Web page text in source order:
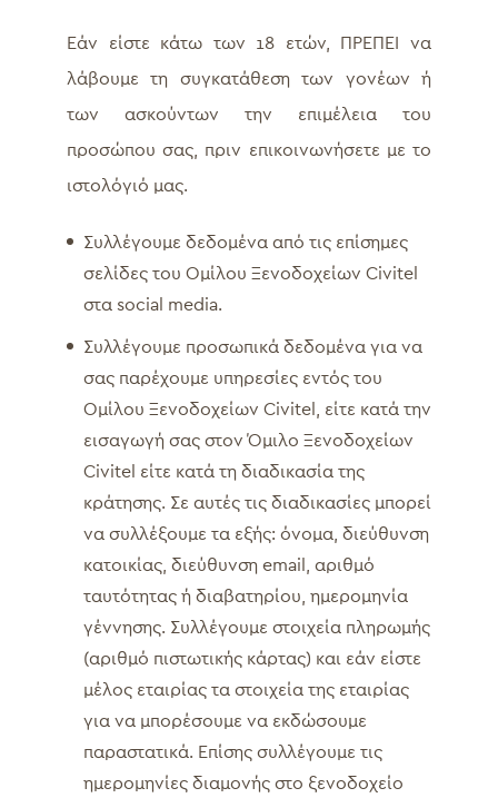
Εάν είστε κάτω των 18 ετών, ΠΡΕΠΕΙ να
λάβουμε τη συγκατάθεση των γονέων ή
των ασκούντων την επιμέλεια του
προσώπου σας, πριν επικοινωνήσετε με το
ιστολόγιό μας.
Συλλέγουμε δεδομένα από τις επίσημες
σελίδες του Ομίλου Ξενοδοχείων Civitel
στα social media.
Συλλέγουμε προσωπικά δεδομένα για να
σας παρέχουμε υπηρεσίες εντός του
Ομίλου Ξενοδοχείων Civitel, είτε κατά την
εισαγωγή σας στον Όμιλο Ξενοδοχείων
Civitel είτε κατά τη διαδικασία της
κράτησης. Σε αυτές τις διαδικασίες μπορεί
να συλλέξουμε τα εξής: όνομα, διεύθυνση
κατοικίας, διεύθυνση email, αριθμό
ταυτότητας ή διαβατηρίου, ημερομηνία
γέννησης. Συλλέγουμε στοιχεία πληρωμής
(αριθμό πιστωτικής κάρτας) και εάν είστε
μέλος εταιρίας τα στοιχεία της εταιρίας
για να μπορέσουμε να εκδώσουμε
παραστατικά. Επίσης συλλέγουμε τις
ημερομηνίες διαμονής στο ξενοδοχείο